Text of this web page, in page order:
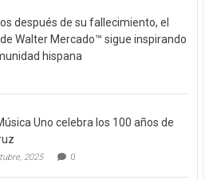
después de su fallecimiento, el
Walter Mercado™ sigue inspirando
hispana
Uno celebra los 100 años de
2025 0